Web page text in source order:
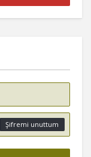
Şifremi unuttum